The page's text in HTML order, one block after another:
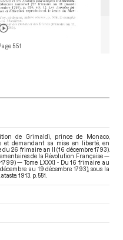
551
de Grimaldi, prince de Monaco,
et demandant sa mise en liberté, en
du 26 frimaire an II (16 décembre 1793).
de la Révolution Française —
1799) — Tome LXXXI - Du 16 frimaire au
au 19 décembre 1793) , sous la
1913. p. 551.